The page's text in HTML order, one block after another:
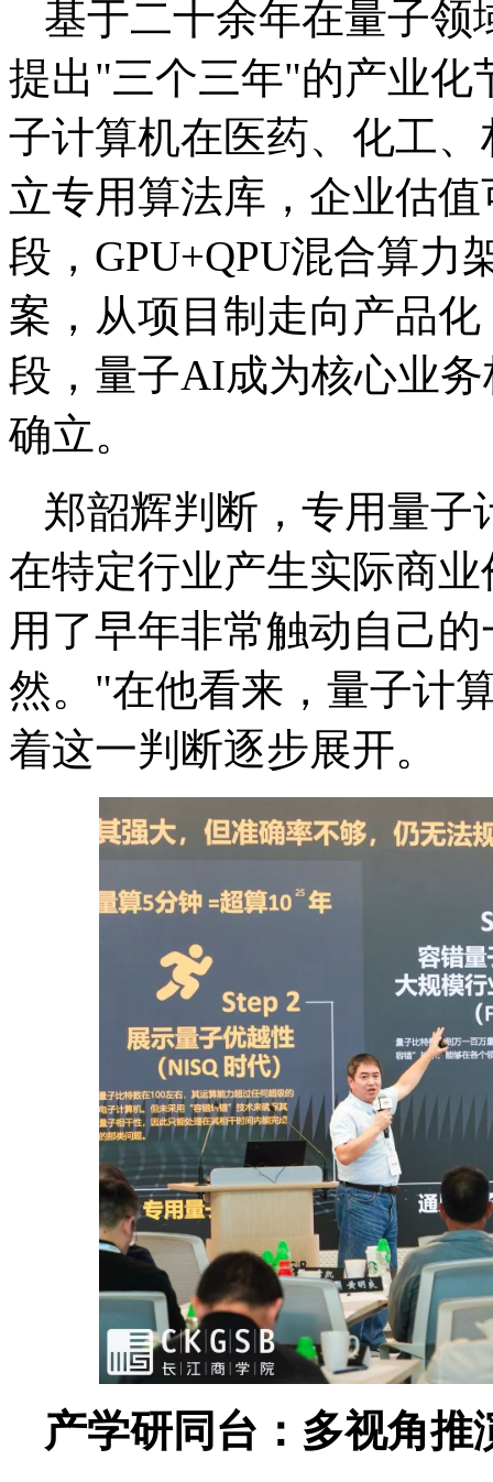
基于二十余年在量子领
提出"三个三年"的产业化
子计算机在医药、化工
立专用算法库，企业估
段，GPU+QPU混合算力
案，从项目制走向产品
段，量子AI成为核心业
确立。
郑韶辉判断，专用量
在特定行业产生实际商
用了早年非常触动自己
然。"在他看来，量子计
着这一判断逐步展开。
产学研同台：多视角推